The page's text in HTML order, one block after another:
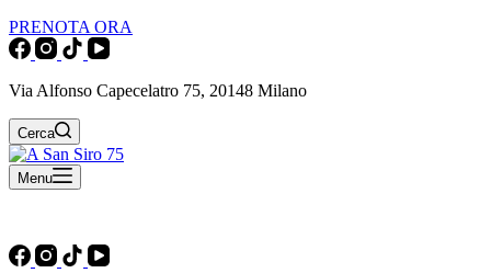
PRENOTA ORA
Via Alfonso Capecelatro 75, 20148 Milano
Cerca
Menu